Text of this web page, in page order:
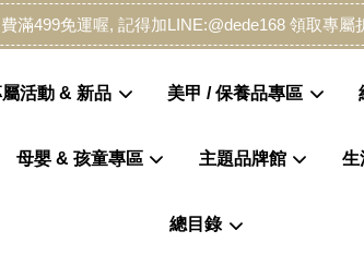
滿499免運喔, 記得加LINE:@dede168 領取專屬
活動 & 新品 美甲 / 保養品專區
母嬰 & 孩童專區 主題品牌館 生
總目錄